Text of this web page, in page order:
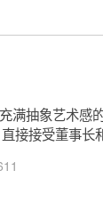
满抽象艺术感
接接受董事长